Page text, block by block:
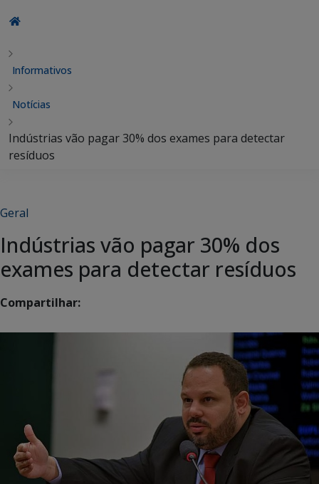
Informativos
Notícias
Indústrias vão pagar 30% dos exames para detectar
resíduos
Geral
Indústrias vão pagar 30% dos
exames para detectar resíduos
Compartilhar: